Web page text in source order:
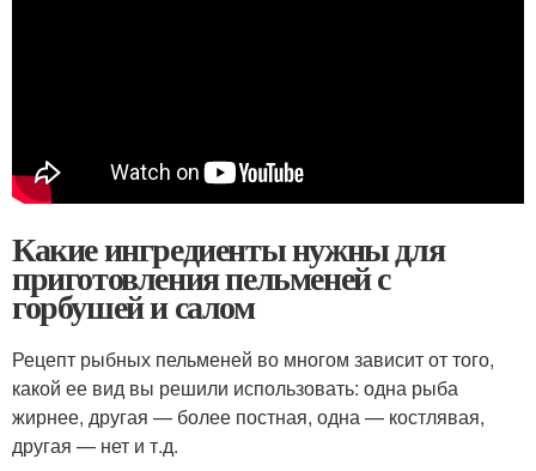
Какие ингредиенты нужны для
приготовления пельменей с
горбушей и салом
Рецепт рыбных пельменей во многом зависит от того,
какой ее вид вы решили использовать: одна рыба
жирнее, другая — более постная, одна — костлявая,
другая — нет и т.д.